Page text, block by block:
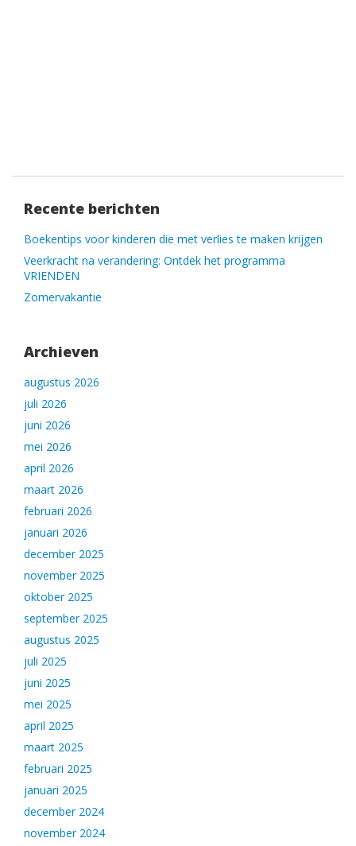
Recente berichten
Boekentips voor kinderen die met verlies te maken krijgen
Veerkracht na verandering: Ontdek het programma
VRIENDEN
Zomervakantie
Archieven
augustus 2026
juli 2026
juni 2026
mei 2026
april 2026
maart 2026
februari 2026
januari 2026
december 2025
november 2025
oktober 2025
september 2025
augustus 2025
juli 2025
juni 2025
mei 2025
april 2025
maart 2025
februari 2025
januari 2025
december 2024
november 2024